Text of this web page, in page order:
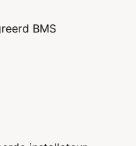
BMS